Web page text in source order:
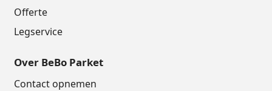
Offerte
Legservice
Over BeBo Parket
Contact opnemen